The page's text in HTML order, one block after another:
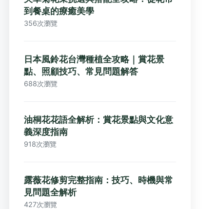
到餐桌的療癒美學
356次瀏覽
日本風鈴花台灣種植全攻略｜賞花景
點、照顧技巧、常見問題解答
688次瀏覽
油桐花花語全解析：賞花景點與文化意
義深度指南
918次瀏覽
露薇花修剪完整指南：技巧、時機與常
見問題全解析
427次瀏覽